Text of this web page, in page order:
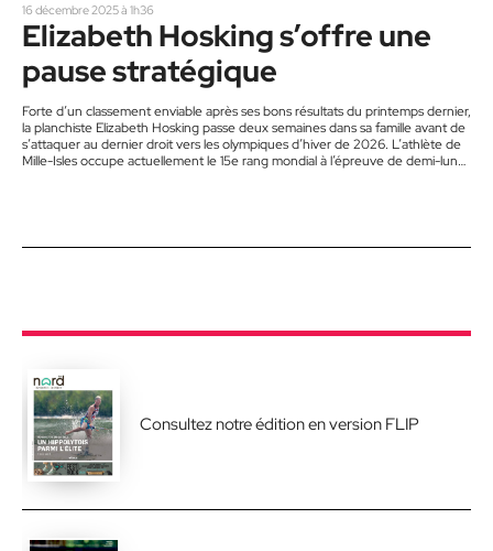
16 décembre 2025 à 1h36
Elizabeth Hosking s’offre une
pause stratégique
Forte d’un classement enviable après ses bons résultats du printemps dernier,
la planchiste Elizabeth Hosking passe deux semaines dans sa famille avant de
s’attaquer au dernier droit vers les olympiques d’hiver de 2026. L’athlète de
Mille-Isles occupe actuellement le 15e rang mondial à l’épreuve de demi-lune.
Consultez notre édition en version FLIP